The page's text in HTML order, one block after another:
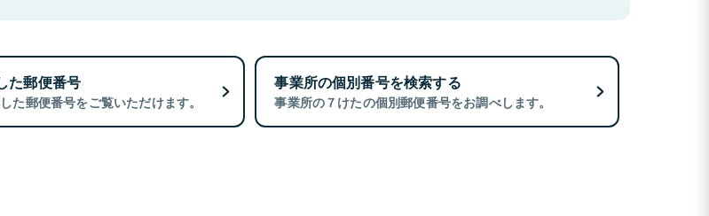
た郵便番号
た郵便番号をご覧いただけます。
事業所の個別番号を検索する
事業所の７けたの個別郵便番号をお調べします。